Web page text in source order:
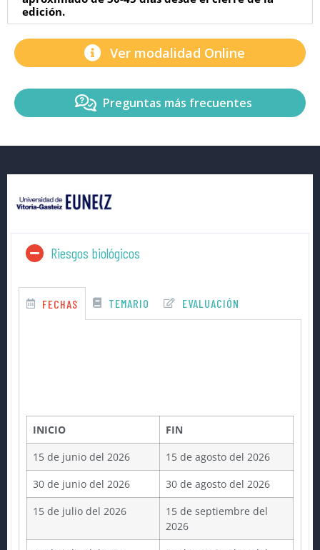
edición.
Ver modalidad Online
Preguntas más frecuentes
Riesgos biológicos
FECHAS TEMARIO EVALUACIÓN
INICIO
FIN
15 de junio del 2026
15 de agosto del 2026
30 de junio del 2026
30 de agosto del 2026
15 de julio del 2026
15 de septiembre del
2026